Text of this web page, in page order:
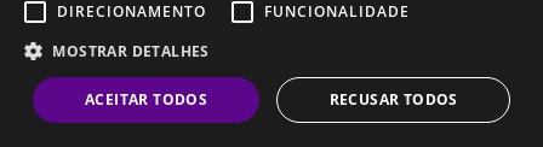
LIGUE: +351 213 138 603
DIRECIONAMENTO
FUNCIONALIDADE
MOSTRAR DETALHES
ACEITAR TODOS RECUSAR TODOS